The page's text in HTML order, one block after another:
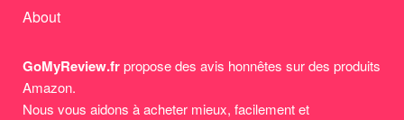
About
GoMyReview.frpropose des avis honnêtes sur des produits
Amazon.
Nous vous aidons à acheter mieux, facilement et